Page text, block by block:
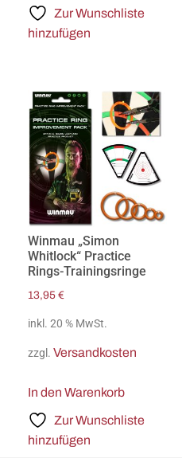
Zur Wunschliste
hinzufügen
Winmau „Simon
Whitlock“ Practice
Rings-Trainingsringe
13,95 €
inkl. 20 % MwSt.
zzgl. Versandkosten
In den Warenkorb
Zur Wunschliste
hinzufügen